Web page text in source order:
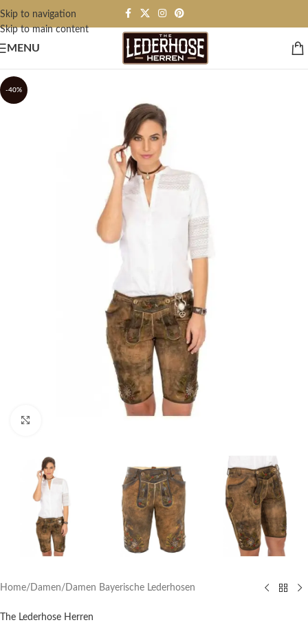
Skip to navigation
Skip to main content
MENU
-40%
Home/ Damen/ Damen Bayerische Lederhosen
The Lederhose Herren